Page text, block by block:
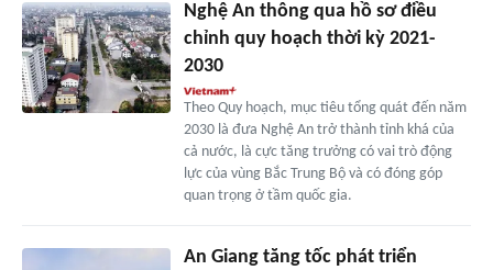
Nghệ An thông qua hồ sơ điều
chỉnh quy hoạch thời kỳ 2021-
2030
Theo Quy hoạch, mục tiêu tổng quát đến năm
2030 là đưa Nghệ An trở thành tỉnh khá của
cả nước, là cực tăng trưởng có vai trò động
lực của vùng Bắc Trung Bộ và có đóng góp
quan trọng ở tầm quốc gia.
An Giang tăng tốc phát triển